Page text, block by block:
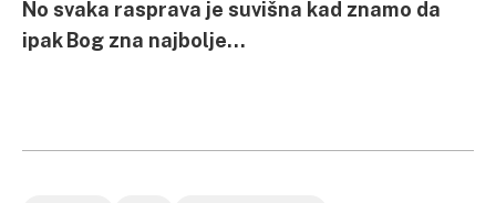
No svaka rasprava je suvišna kad znamo da
ipak Bog zna najbolje…